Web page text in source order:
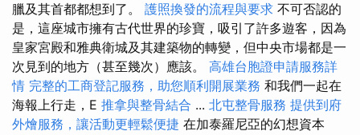
臘及其首都都想到了。 護照換發的流程與要求 不可否認的
是，這座城市擁有古代世界的珍寶，吸引了許多遊客，因為
皇家宮殿和雅典衛城及其建築物的轉變，但中央市場都是一
次見到的地方（甚至幾次）應該。 高雄台胞證申請服務詳
情 完整的工商登記服務，助您順利開展業務 和我們一起在
海報上行走，E 推拿與整骨結合 ... 北屯整骨服務 提供到府
外燴服務，讓活動更輕鬆便捷 在加泰羅尼亞的幻想資本